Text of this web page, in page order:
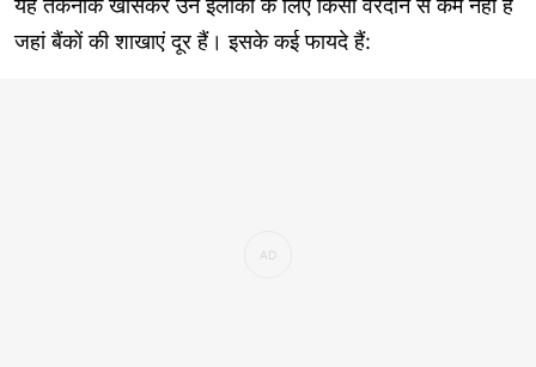
जहां बैंकों की शाखाएं दूर हैं। इसके कई फायदे हैं: